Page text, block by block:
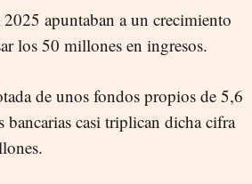
apuntaban a un crecimiento
los 50 millones en ingresos.
de unos fondos propios de 5,6
bancarias casi triplican dicha cifra